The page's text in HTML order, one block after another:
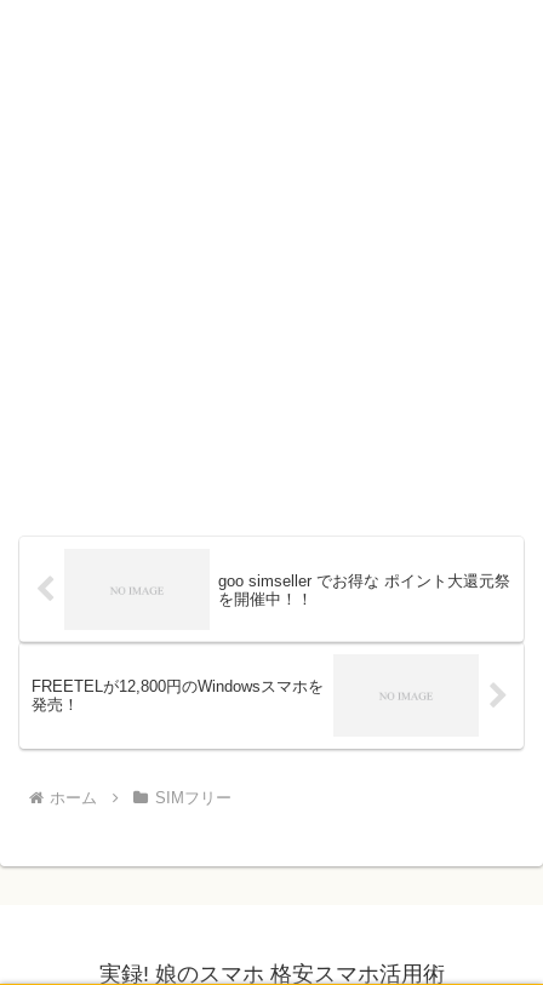
goo simseller でお得な ポイント大還元祭
を開催中！！
FREETELが12,800円のWindowsスマホを
発売！
ホーム SIMフリー
実録! 娘のスマホ 格安スマホ活用術